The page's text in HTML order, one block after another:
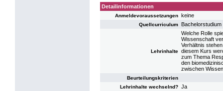
Detailinformationen
Anmeldevoraussetzungen keine
Quellcurriculum
Lehrinhalte
Welche Rolle
Wissenschaft
Verhältnis
diesem Kurs
zum Thema
den
zwischen
Beurteilungskriterien
Lehrinhalte wechselnd? Ja